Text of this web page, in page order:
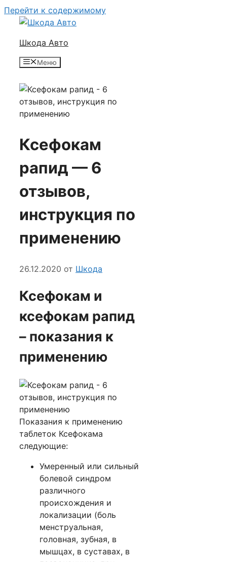
Перейти к содержимому
Шкода Авто
Меню
Ксефокам
рапид — 6
отзывов,
инструкция по
применению
26.12.2020 от Шкода
Ксефокам и
ксефокам рапид
– показания к
применению
Показания к применению
таблеток Ксефокама
следующие:
Умеренный или сильный
болевой синдром
различного
происхождения и
локализации (боль
менструальная,
головная, зубная, в
мышцах, в суставах, в